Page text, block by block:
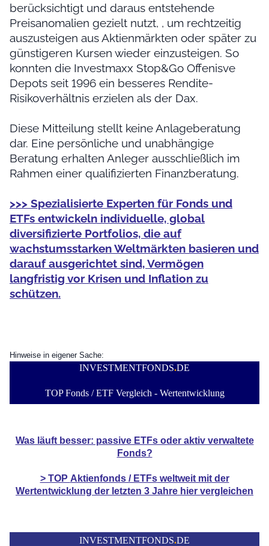
berücksichtigt und daraus entstehende
Preisanomalien gezielt nutzt, , um rechtzeitig
auszusteigen aus Aktienmärkten oder später zu
günstigeren Kursen wieder einzusteigen. So
konnten die Investmaxx Stop&Go Offenisve
Depots seit 1996 ein besseres Rendite-
Risikoverhältnis erzielen als der Dax.
Diese Mitteilung stellt keine Anlageberatung
dar. Eine persönliche und unabhängige
Beratung erhalten Anleger ausschließlich im
Rahmen einer qualifizierten Finanzberatung.
>>> Spezialisierte Experten für Fonds und
ETFs entwickeln individuelle, global
diversifizierte Portfolios, die auf
wachstumsstarken Weltmärkten basieren und
darauf ausgerichtet sind, Vermögen
langfristig vor Krisen und Inflation zu
schützen.
Hinweise in eigener Sache:
INVESTMENTFONDS.DE
TOP Fonds / ETF Vergleich - Wertentwicklung
Was läuft besser: passive ETFs oder aktiv verwaltete
Fonds?
> TOP Aktienfonds / ETFsweltweit mit der
Wertentwicklung der letzten 3 Jahre hier vergleichen
INVESTMENTFONDS.DE